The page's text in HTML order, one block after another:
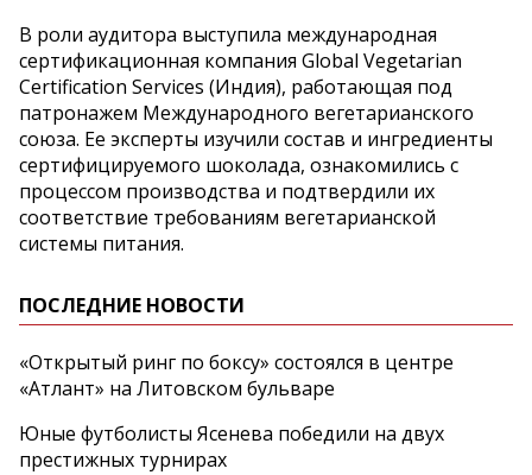
В роли аудитора выступила международная
сертификационная компания Global Vegetarian
Certification Services (Индия), работающая под
патронажем Международного вегетарианского
союза. Ее эксперты изучили состав и ингредиенты
сертифицируемого шоколада, ознакомились с
процессом производства и подтвердили их
соответствие требованиям вегетарианской
системы питания.
ПОСЛЕДНИЕ НОВОСТИ
«Открытый ринг по боксу» состоялся в центре
«Атлант» на Литовском бульваре
Юные футболисты Ясенева победили на двух
престижных турнирах